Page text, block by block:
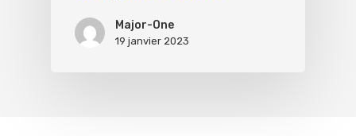
Major-One
19 janvier 2023